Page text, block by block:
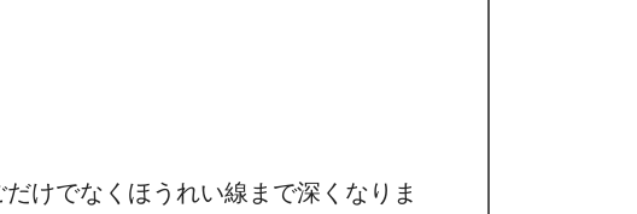
けでなくほうれい線まで深くなりま